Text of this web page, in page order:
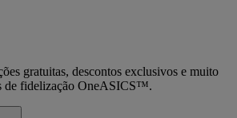
gratuitas, descontos exclusivos e muito
de fidelização OneASICS™.